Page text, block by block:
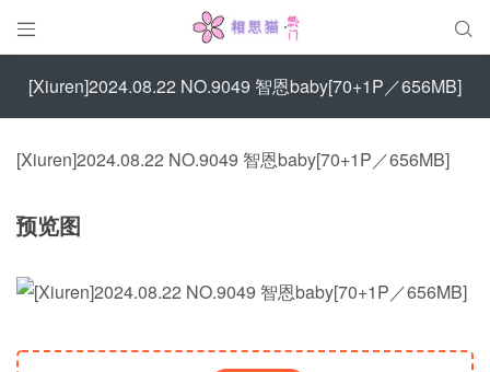
 
[Xiuren]2024.08.22 NO.9049 智恩baby[70+1P／656MB]
[Xiuren]2024.08.22 NO.9049 智恩baby[70+1P／656MB]
预览图